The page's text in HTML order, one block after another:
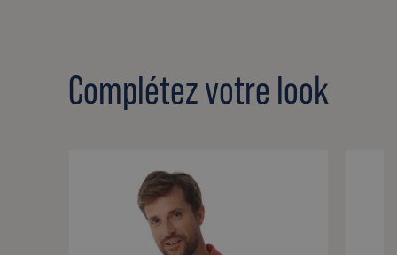
Complétez votre look